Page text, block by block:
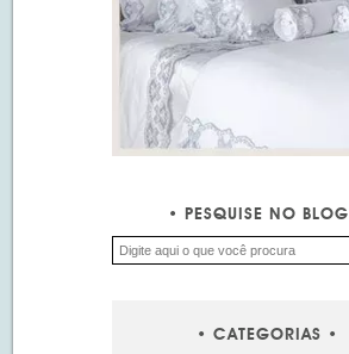
PESQUISE NO BLOG
CATEGORIAS